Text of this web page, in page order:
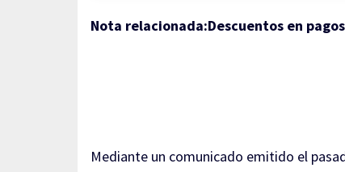
Nota relacionada:Descuentos en
Mediante un comunicado emitido el